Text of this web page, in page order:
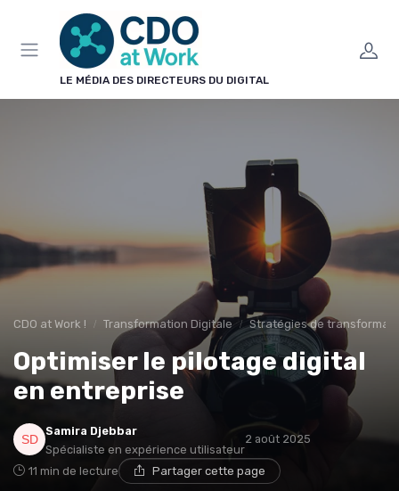
LE MÉDIA DES DIRECTEURS DU DIGITAL
CDO at Work ! Transformation Digitale Stratégies de
Optimiser le pilotage digital
en entreprise
Samira Djebbar
Spécialiste en expérience utilisateur
2 août 2025
11 min de lecture Partager cette page
Panneau de gestion des cookies